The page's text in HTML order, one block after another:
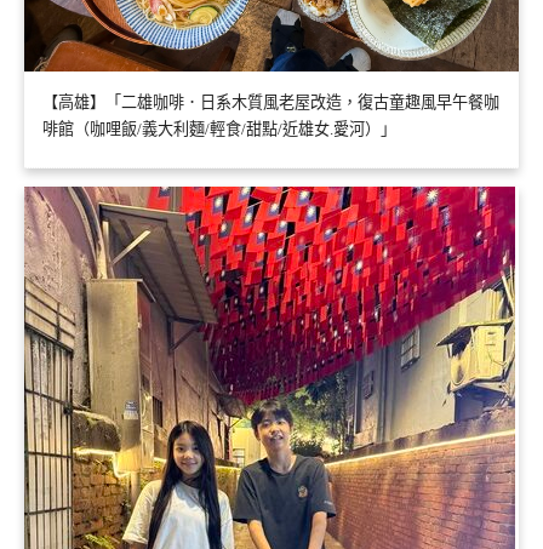
【高雄】「二雄咖啡．日系木質風老屋改造，復古童趣風早午餐咖
啡館（咖哩飯/義大利麵/輕食/甜點/近雄女.愛河）」